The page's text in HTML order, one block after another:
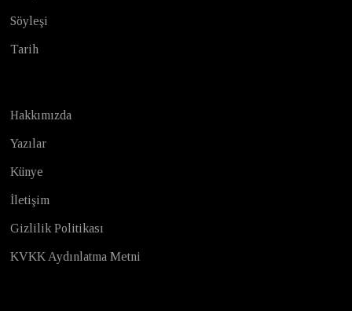
Söyleşi
Tarih
Hakkımızda
Yazılar
Künye
İletişim
Gizlilik Politikası
KVKK Aydınlatma Metni